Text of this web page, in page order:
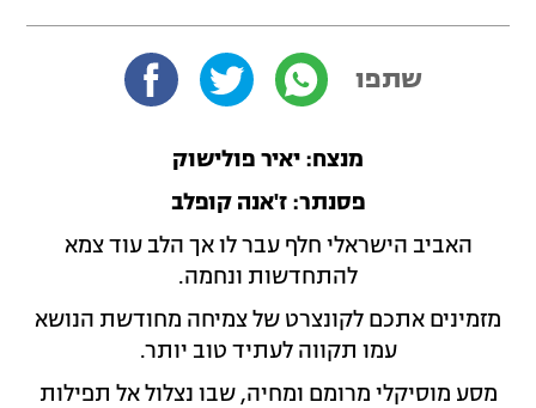
שתפו
מנצח: יאיר פולישוק
פסנתר: ז'אנה קופלב
האביב הישראלי חלף עבר לו אך הלב עוד צמא
להתחדשות ונחמה.
מזמינים אתכם לקונצרט של צמיחה מחודשת הנושא
עמו תקווה לעתיד טוב יותר.
מסע מוסיקלי מרומם ומחיה, שבו נצלול אל תפילות